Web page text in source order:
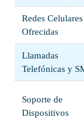
Redes Celulares
Ofrecidas
Llamadas
Telefónicas y
Soporte de
Dispositivos